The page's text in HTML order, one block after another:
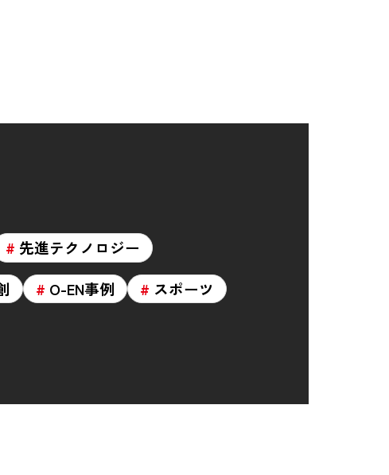
先進テクノロジー
O-EN事例
スポーツ